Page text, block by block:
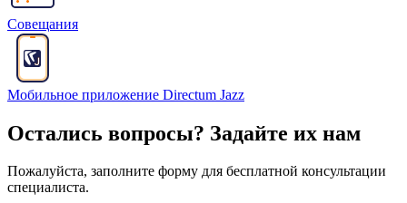
Совещания
Мобильное приложение Directum Jazz
Остались вопросы? Задайте их нам
Пожалуйста, заполните форму для бесплатной консультации
специалиста.